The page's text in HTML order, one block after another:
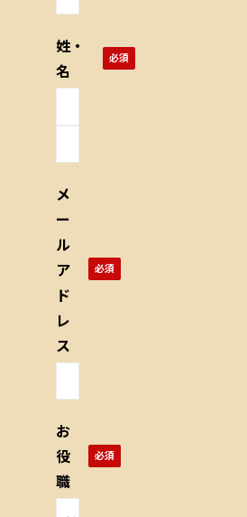
姓・
名
メ
ー
ル
ア
ド
レ
ス
お
役
職